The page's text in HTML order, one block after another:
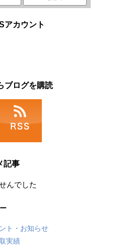
アカウント
ブログを購読
記事
んでした
ト・お知らせ
実績